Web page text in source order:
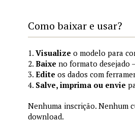
Como baixar e usar?
1. Visualize o modelo para
2. Baixe no formato desejado
3. Edite os dados com
4. Salve, imprima ou envie
Nenhuma inscrição. Nenhum
download.